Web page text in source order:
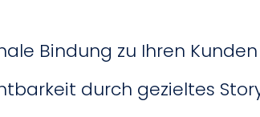
Bindung zu Ihren
durch gezieltes